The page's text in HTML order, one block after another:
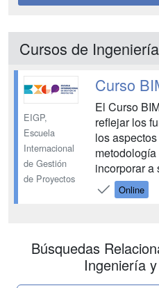
Cursos de
EIGP,
Escuela
Internacional
de Gestión
de Proyectos
Curso
El Curso
reflejar los
los
incorporar a
programa
usado en
online el
Online
Búsquedas
Ingeniería